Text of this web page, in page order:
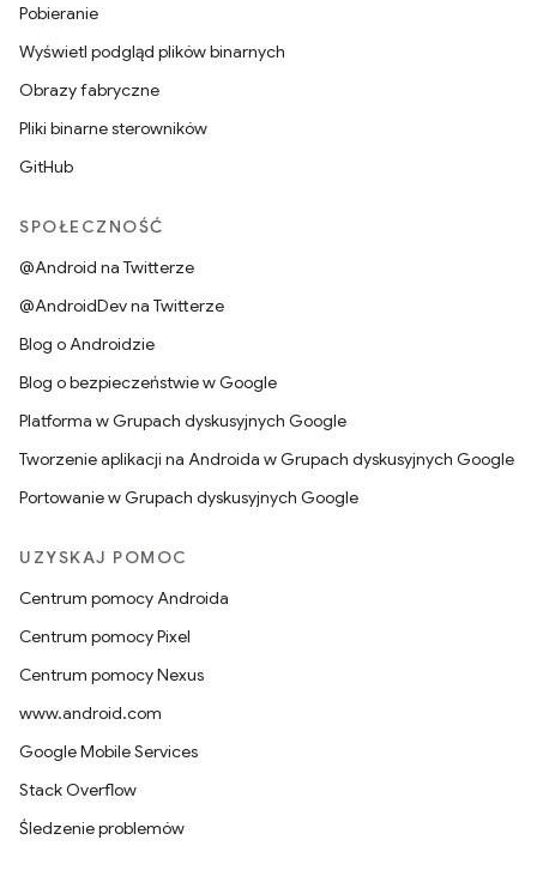
Pobieranie
Wyświetl podgląd plików binarnych
Obrazy fabryczne
Pliki binarne sterowników
GitHub
SPOŁECZNOŚĆ
@Android na Twitterze
@AndroidDev na Twitterze
Blog o Androidzie
Blog o bezpieczeństwie w Google
Platforma w Grupach dyskusyjnych Google
Tworzenie aplikacji na Androida w Grupach dyskusyjnych Google
Portowanie w Grupach dyskusyjnych Google
UZYSKAJ POMOC
Centrum pomocy Androida
Centrum pomocy Pixel
Centrum pomocy Nexus
www.android.com
Google Mobile Services
Stack Overflow
Śledzenie problemów